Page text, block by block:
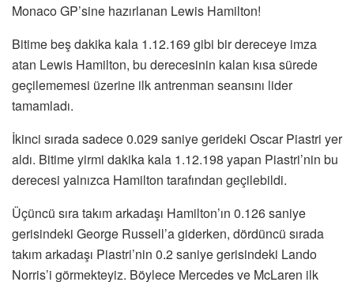
Monaco GP’sine hazırlanan Lewis Hamilton!
Bitime beş dakika kala 1.12.169 gibi bir dereceye imza
atan Lewis Hamilton, bu derecesinin kalan kısa sürede
geçilememesi üzerine ilk antrenman seansını lider
tamamladı.
İkinci sırada sadece 0.029 saniye gerideki Oscar Piastri yer
aldı. Bitime yirmi dakika kala 1.12.198 yapan Piastri’nin bu
derecesi yalnızca Hamilton tarafından geçilebildi.
Üçüncü sıra takım arkadaşı Hamilton’ın 0.126 saniye
gerisindeki George Russell’a giderken, dördüncü sırada
takım arkadaşı Piastri’nin 0.2 saniye gerisindeki Lando
Norris’i görmekteyiz. Böylece Mercedes ve McLaren ilk